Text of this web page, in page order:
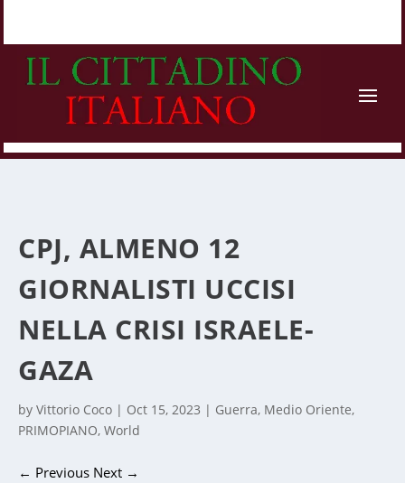
CPJ, ALMENO 12
GIORNALISTI UCCISI
NELLA CRISI ISRAELE-
GAZA
byVittorio Coco | Oct 15, 2023 | Guerra, Medio Oriente,
PRIMOPIANO,World
← Previous Next →